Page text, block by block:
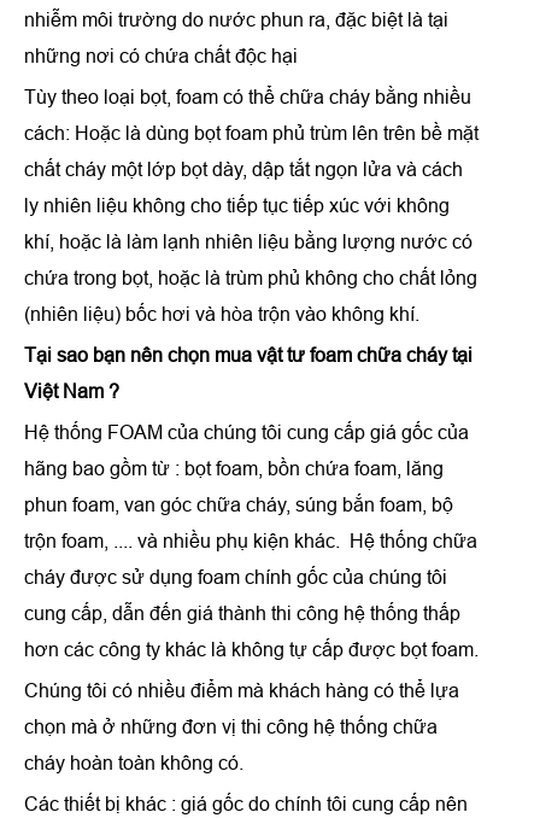
nhiễm môi trường do nước phun ra, đặc biệt là tại
những nơi có chứa chất độc hại
Tùy theo loại bọt, foam có thể chữa cháy bằng nhiều
cách: Hoặc là dùng bọt foam phủ trùm lên trên bề mặt
chất cháy một lớp bọt dày, dập tắt ngọn lửa và cách
ly nhiên liệu không cho tiếp tục tiếp xúc với không
khí, hoặc là làm lạnh nhiên liệu bằng lượng nước có
chứa trong bọt, hoặc là trùm phủ không cho chất lỏng
(nhiên liệu) bốc hơi và hòa trộn vào không khí.
Tại sao bạn nên chọn mua vật tư foam chữa cháy tại
Việt Nam ?
Hệ thống FOAM của chúng tôi cung cấp giá gốc của
hãng bao gồm từ : bọt foam, bồn chứa foam, lăng
phun foam, van góc chữa cháy, súng bắn foam, bộ
trộn foam, .... và nhiều phụ kiện khác. Hệ thống chữa
cháy được sử dụng foam chính gốc của chúng tôi
cung cấp, dẫn đến giá thành thi công hệ thống thấp
hơn các công ty khác là không tự cấp được bọt foam.
Chúng tôi có nhiều điểm mà khách hàng có thể lựa
chọn mà ở những đơn vị thi công hệ thống chữa
cháy hoàn toàn không có.
Các thiết bị khác : giá gốc do chính tôi cung cấp nên